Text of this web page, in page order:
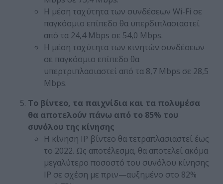
Η μέση ταχύτητα των συνδέσεων Wi-Fi σε
παγκόσμιο επίπεδο θα υπερδιπλασιαστεί
από τα 24,4 Mbps σε 54,0 Mbps.
Η μέση ταχύτητα των κινητών συνδέσεων
σε παγκόσμιο επίπεδο θα
υπερτριπλασιαστεί από τα 8,7 Mbps σε 28,5
Mbps.
Το βίντεο, τα παιχνίδια και τα πολυμέσα
θα αποτελούν πάνω από το 85% του
συνόλου της κίνησης
Η κίνηση IP βίντεο θα τετραπλασιαστεί έως
το 2022. Ως αποτέλεσμα, θα αποτελεί ακόμα
μεγαλύτερο ποσοστό του συνόλου κίνησης
IP σε σχέση με πριν—αυξημένο στο 82%